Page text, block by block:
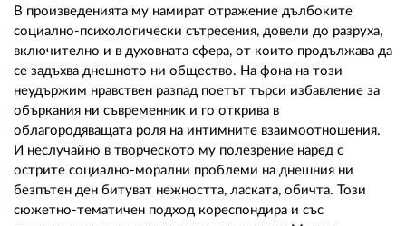
В произведенията му намират отражение дълбоките
социално-психологически сътресения, довели до разруха,
включително и в духовната сфера, от които продължава да
се задъхва днешното ни общество. На фона на този
неудържим нравствен разпад поетът търси избавление за
объркания ни съвременник и го открива в
облагородяващата роля на интимните взаимоотношения.
И неслучайно в творческото му полезрение наред с
острите социално-морални проблеми на днешния ни
безпътен ден битуват нежността, ласката, обичта. Този
сюжетно-тематичен подход кореспондира и със